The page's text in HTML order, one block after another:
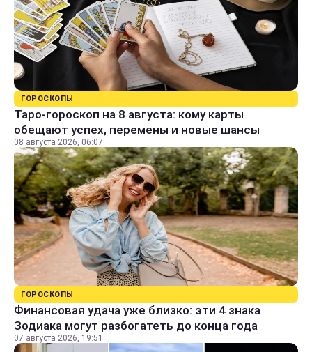
ГОРОСКОПЫ
Таро-гороскоп на 8 августа: кому карты
обещают успех, перемены и новые шансы
08 августа 2026, 06:07
ГОРОСКОПЫ
Финансовая удача уже близко: эти 4 знака
Зодиака могут разбогатеть до конца года
07 августа 2026, 19:51